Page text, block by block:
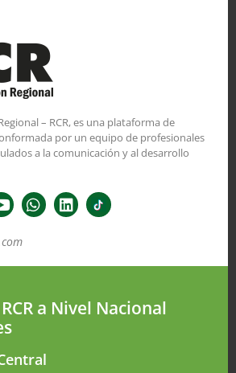
– RCR, es una plataforma de
por un equipo de profesionales
a la comunicación y al desarrollo
a Nivel Nacional